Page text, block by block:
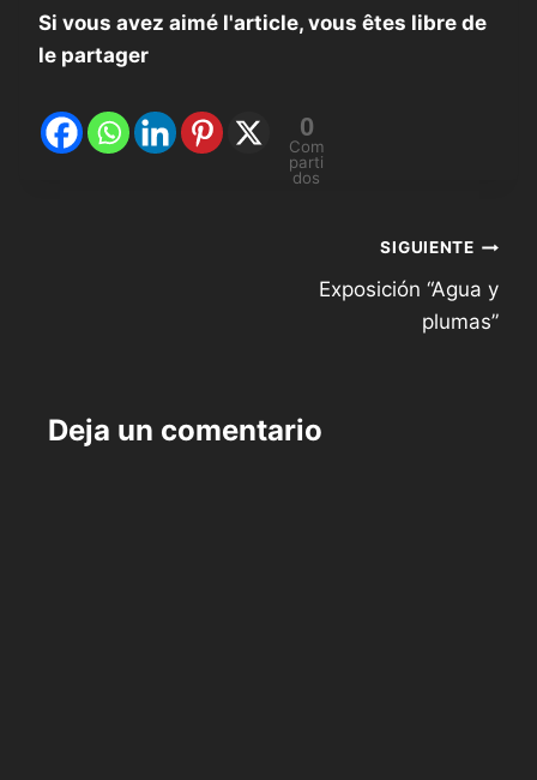
Si vous avez aimé l'article, vous êtes libre de
le partager
0
Com
parti
dos
SIGUIENTE
Exposición “Agua y
plumas”
Deja un comentario